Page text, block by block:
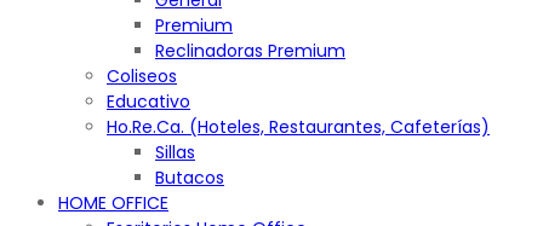
Premium
Reclinadoras Premium
Coliseos
Educativo
Ho.Re.Ca. (Hoteles, Restaurantes, Cafeterías)
Sillas
Butacos
HOME OFFICE